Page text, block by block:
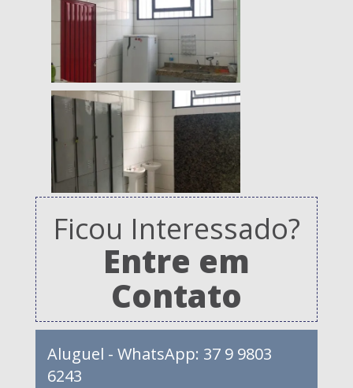
Ficou Interessado?
Entre em
Contato
Aluguel - WhatsApp: 37 9 9803
6243